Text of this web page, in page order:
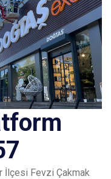
İlçesi Fevzi Çakmak